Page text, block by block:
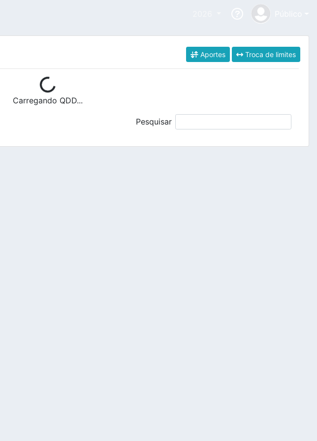
Aportes Troca de limites
Carregando QDD...
Pesquisar